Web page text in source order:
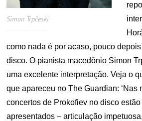
Simon Trpčeski
como nada é por acaso, pouco
disco. O pianista macedônio Simon
uma excelente interpretação. Veja o
que apareceu no The Guardian: ‘Nas
concertos de Prokofiev no disco
apresentados – articulação